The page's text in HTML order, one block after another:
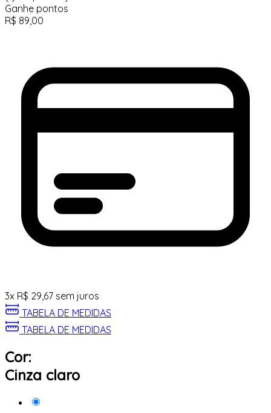
Ganhe pontos
R$ 89,00
3x R$ 29,67 sem juros
TABELA DE MEDIDAS
TABELA DE MEDIDAS
Cor:
Cinza claro